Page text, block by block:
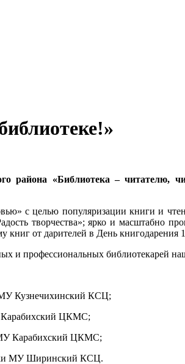
района «Библиотека –
с целью популяризации книги и
творчества»; ярко и масштабно
книг от дарителей в День книгодарения
и профессиональных библиотекарей
Кузнечихинский КСЦ;
Карабихский ЦКМС;
Карабихский ЦКМС;
МУ Ширинский КСЦ.